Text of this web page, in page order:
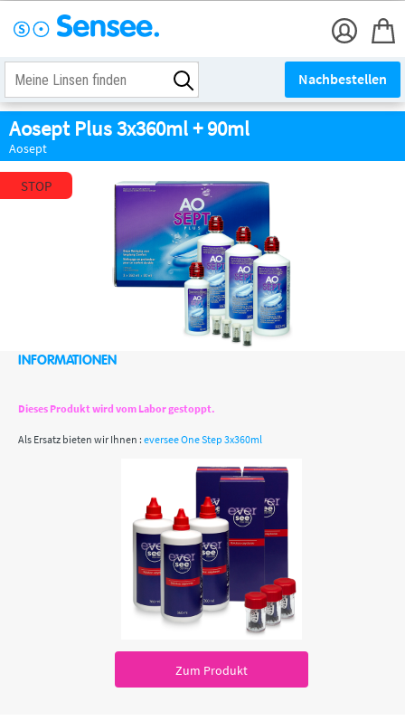
Nachbestellen
Aosept Plus 3x360ml + 90ml
Aosept
STOP
INFORMATIONEN
Dieses Produkt wird vom Labor gestoppt.
Als Ersatz bieten wir Ihnen : eversee One Step 3x360ml
Zum Produkt